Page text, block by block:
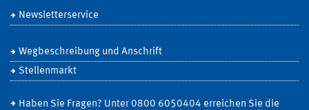
Newsletterservice
Wegbeschreibung und Anschrift
Stellenmarkt
Haben Sie Fragen? Unter 0800 6050404 erreichen Sie die